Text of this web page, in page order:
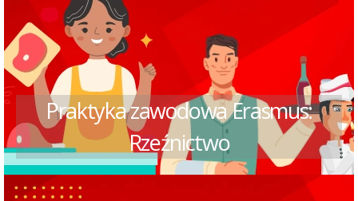
Praktyka zawodowa Erasmus:
Rzeźnictwo